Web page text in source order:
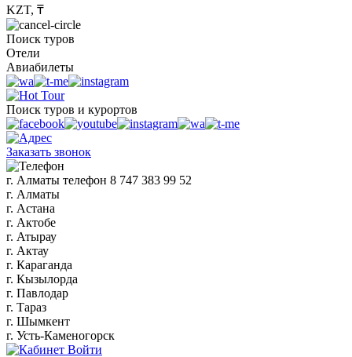
KZT, ₸
Поиск туров
Отели
Авиабилеты
Поиск туров и курортов
Заказать звонок
г. Алматы телефон 8 747 383 99 52
г. Алматы
г. Астана
г. Актобе
г. Атырау
г. Актау
г. Караганда
г. Кызылорда
г. Павлодар
г. Тараз
г. Шымкент
г. Усть-Каменогорск
Войти